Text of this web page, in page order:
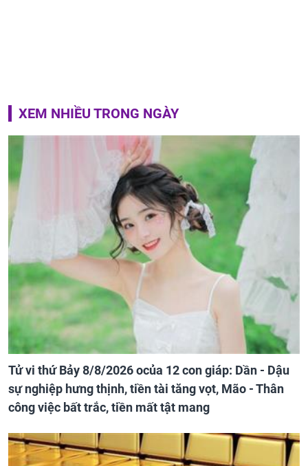
XEM NHIỀU TRONG NGÀY
Tử vi thứ Bảy 8/8/2026 ocủa 12 con giáp: Dần - Dậu
sự nghiệp hưng thịnh, tiền tài tăng vọt, Mão - Thân
công việc bất trắc, tiền mất tật mang